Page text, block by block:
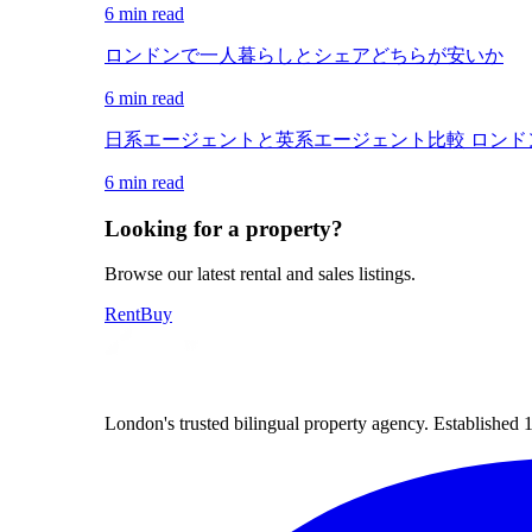
6 min read
ロンドンで一人暮らしとシェアどちらが安いか
6 min read
日系エージェントと英系エージェント比較 ロンド
6 min read
Looking for a property?
Browse our latest rental and sales listings.
RentBuy
London's trusted bilingual property agency. Established